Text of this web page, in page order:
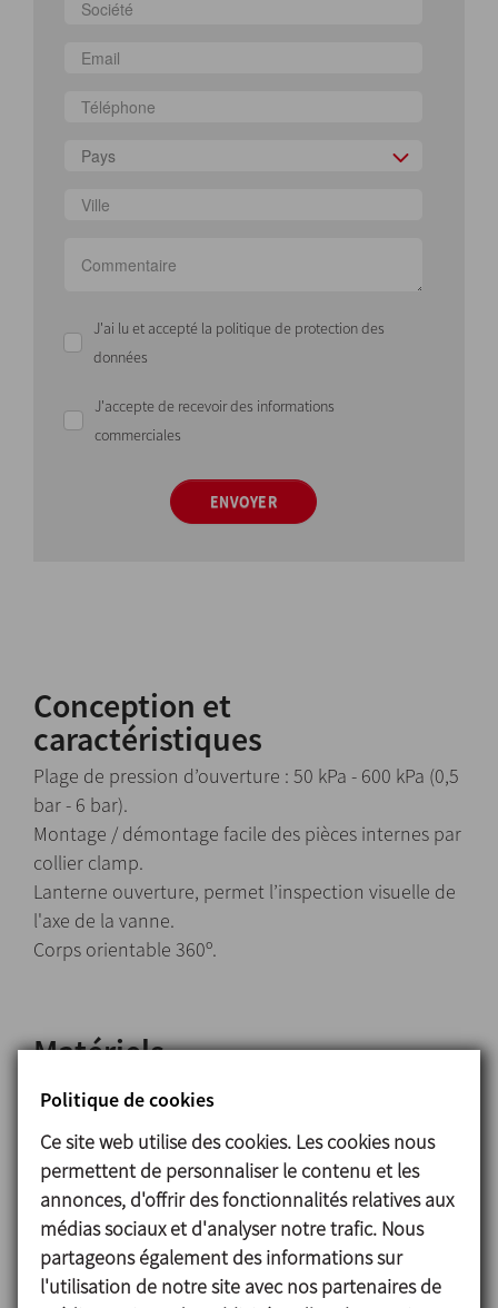
Pays
J'ai lu et accepté la politique de protection des
données
J'accepte de recevoir des informations
commerciales
ENVOYER
Conception et
caractéristiques
Plage de pression d’ouverture : 50 kPa - 600 kPa (0,5
bar - 6 bar).
Montage / démontage facile des pièces internes par
collier clamp.
Lanterne ouverture, permet l’inspection visuelle de
l'axe de la vanne.
Corps orientable 360º.
Matériels
Pièces en contact avec le produit 1.4404 (AISI 316L)
Autres pièces en acier inoxydable 1.4301 (AISI 304)
Joints EPDM
Finition superficielle
Interne Polie brillante Ra ≤ 0,8 μm
Externe Mate
Politique de cookies
Ce site web utilise des cookies. Les cookies nous
permettent de personnaliser le contenu et les
annonces, d'offrir des fonctionnalités relatives aux
médias sociaux et d'analyser notre trafic. Nous
partageons également des informations sur
l'utilisation de notre site avec nos partenaires de